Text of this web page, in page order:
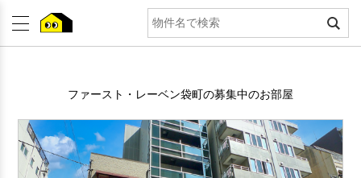
ファースト・レーベン袋町の募集中のお部屋